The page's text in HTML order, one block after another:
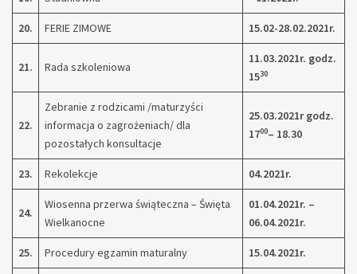
20. FERIE ZIMOWE 15.02-28.02.2021r.
21. Rada szkoleniowa
11.03.2021r. godz.
1530
22.
Zebranie z rodzicami /maturzyści
informacja o zagrożeniach/ dla
pozostałych konsultacje
25.03.2021r godz.
1700– 18.30
23. Rekolekcje 04.2021r.
24.
Wiosenna przerwa świąteczna – Święta
Wielkanocne
01.04.2021r. –
06.04.2021r.
25. Procedury egzamin maturalny 15.04.2021r.